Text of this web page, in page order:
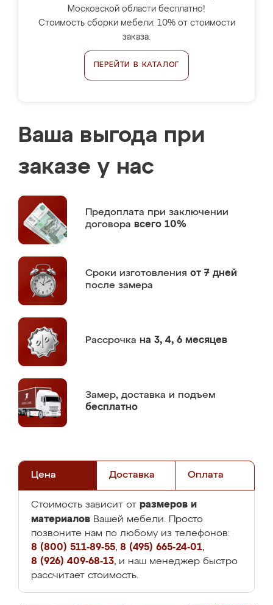
Московской области бесплатно!
Стоимость сборки мебели: 10% от стоимости
заказа.
ПЕРЕЙТИ В КАТАЛОГ
Ваша выгода при
заказе у нас
Предоплата при заключении
договора всего 10%
Сроки изготовления от 7 дней
после замера
Рассрочка на 3, 4, 6 месяцев
Замер, доставка и подъем
бесплатно
Цена Доставка Оплата
Стоимость зависит от размеров и
материалов Вашей мебели. Просто
позвоните нам по любому из телефонов:
8 (800) 511-89-55, 8 (495) 665-24-01,
8 (926) 409-68-13, и наш менеджер быстро
рассчитает стоимость.